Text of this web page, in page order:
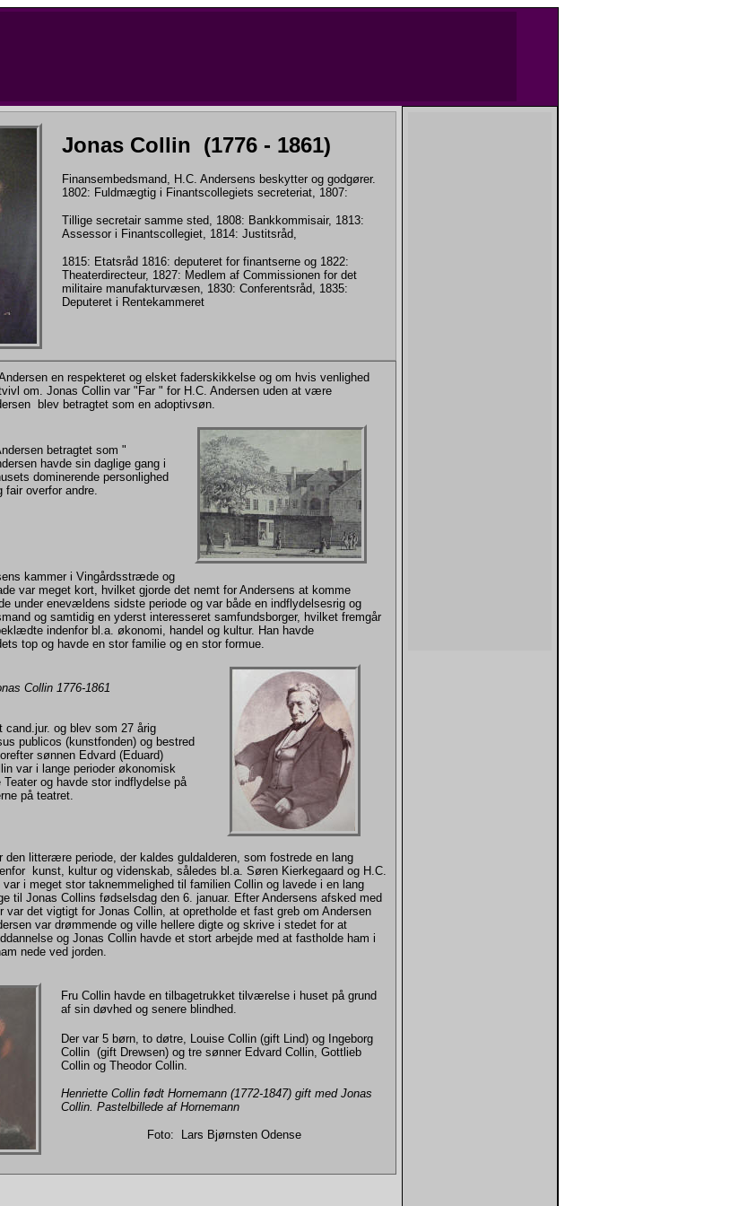
Jonas Collin (1776 - 1861)
Finansembedsmand, H.C. Andersens beskytter og godgører.
1802: Fuldmægtig i Finantscollegiets secreteriat, 1807:
Tillige secretair samme sted, 1808: Bankkommisair, 1813:
Assessor i Finantscollegiet, 1814: Justitsråd,
1815: Etatsråd 1816: deputeret for finantserne og 1822:
Theaterdirecteur, 1827: Medlem af Commissionen for det
militaire manufakturvæsen, 1830: Conferentsråd, 1835:
Deputeret i Rentekammeret
en respekteret og elsket faderskikkelse og om hvis venlighed
om. Jonas Collin var "Far " for H.C. Andersen uden at være
blev betragtet som en adoptivsøn.
betragtet som "
havde sin daglige gang i
dominerende personlighed
overfor andre.
kammer i Vingårdsstræde og
var meget kort, hvilket gjorde det nemt for Andersens at komme
under enevældens sidste periode og var både en indflydelsesrig og
og samtidig en yderst interesseret samfundsborger, hvilket fremgår
indenfor bl.a. økonomi, handel og kultur. Han havde
top og havde en stor familie og en stor formue.
Collin 1776-1861
cand.jur. og blev som 27 årig
publicos (kunstfonden) og bestred
sønnen Edvard (Eduard)
var i lange perioder økonomisk
og havde stor indflydelse på
på teatret.
den litterære periode, der kaldes guldalderen, som fostrede en lang
kunst, kultur og videnskab, således bl.a. Søren Kierkegaard og H.C.
i meget stor taknemmelighed til familien Collin og lavede i en lang
til Jonas Collins fødselsdag den 6. januar. Efter Andersens afsked med
var det vigtigt for Jonas Collin, at opretholde et fast greb om Andersen
var drømmende og ville hellere digte og skrive i stedet for at
og Jonas Collin havde et stort arbejde med at fastholde ham i
nede ved jorden.
Fru Collin havde en tilbagetrukket tilværelse i huset på grund
af sin døvhed og senere blindhed.
Der var 5 børn, to døtre, Louise Collin (gift Lind) og Ingeborg
Collin (gift Drewsen) og tre sønner Edvard Collin, Gottlieb
Collin og Theodor Collin.
Henriette Collin født Hornemann (1772-1847) gift med Jonas
Collin. Pastelbillede af Hornemann
Foto: Lars Bjørnsten Odense